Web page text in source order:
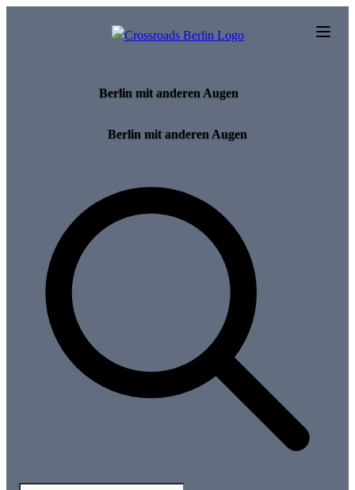
Berlin mit anderen Augen
Berlin mit anderen Augen